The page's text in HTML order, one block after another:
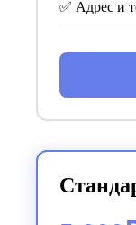
✅ Адрес и